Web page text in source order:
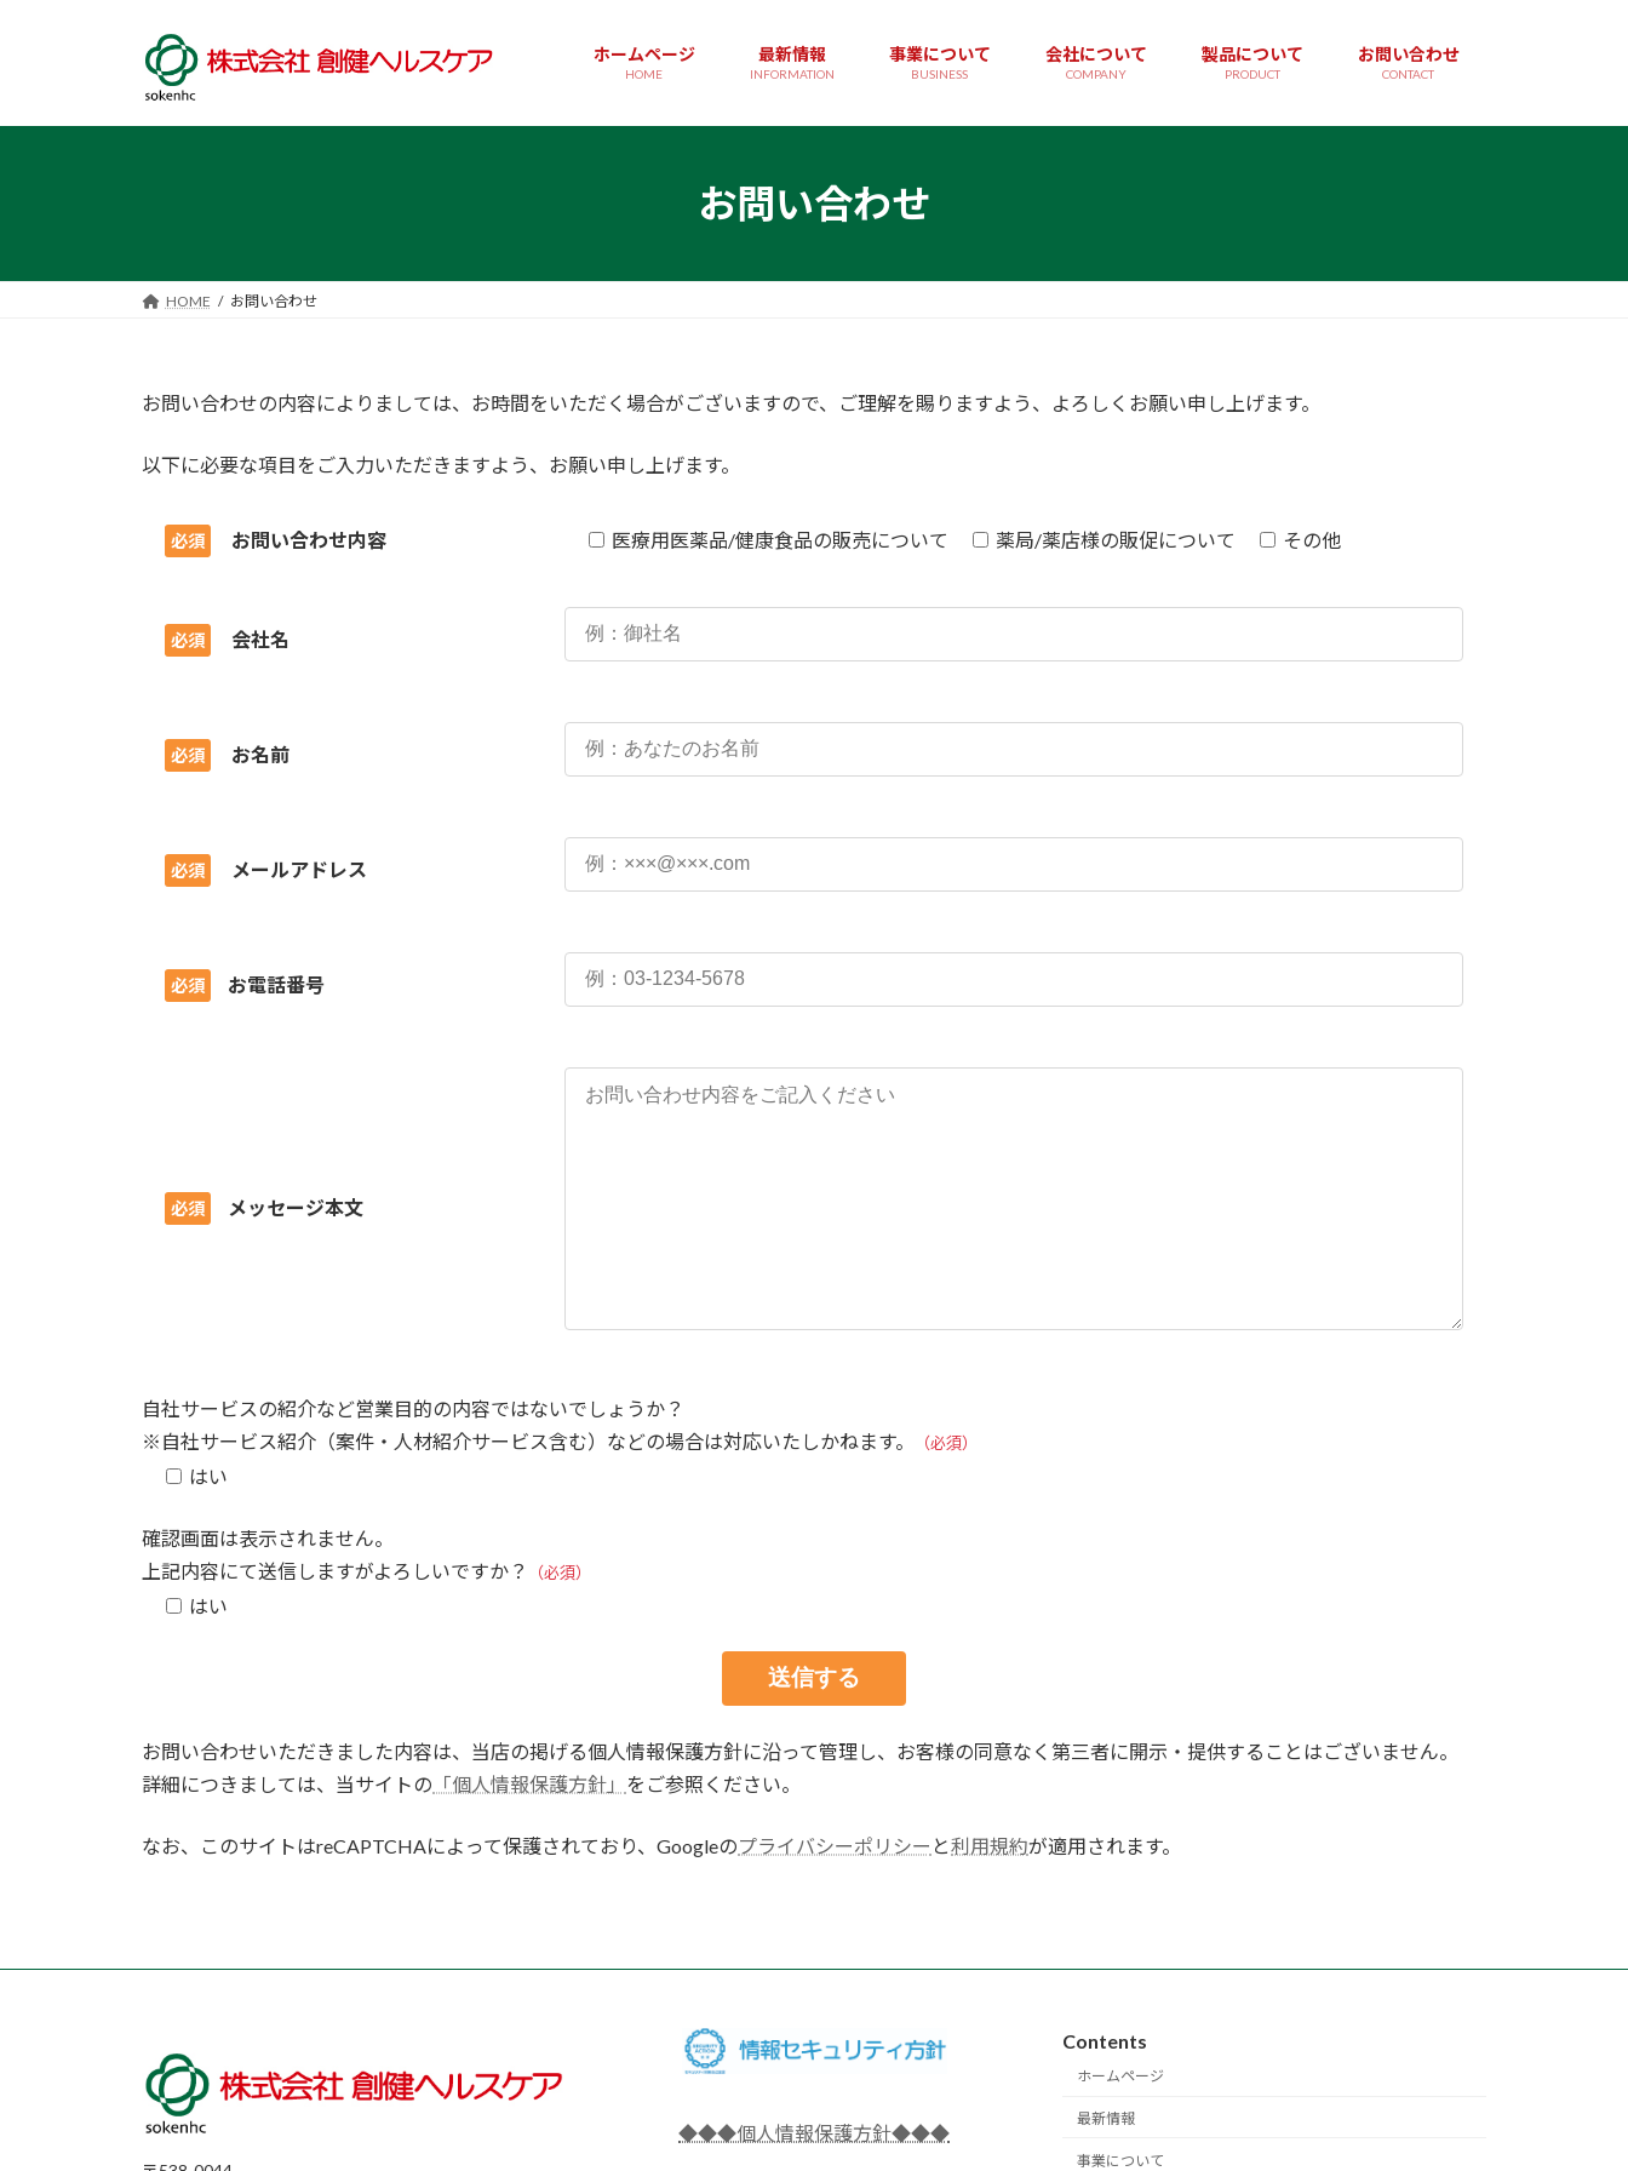
ツ
プ
シ
動
ホームページ
HOME
最新情報
INFORMATION
事業について
BUSINESS
会社について
COMPANY
製品について
PRODUCT
お問い合わせ
CONTACT
お問い合わせ
HOME お問い合わせ
お問い合わせの内容によりましては、お時間をいただく場合がございますので、ご理解を賜りますよう、よろしくお願い申し上げます。
以下に必要な項目をご入力いただきますよう、お願い申し上げます。
必須 お問い合わせ内容 医療用医薬品/健康食品の販売について 薬局/薬店様の販促について その他
必須 会社名
必須 お名前
必須 メールアドレス
必須 お電話番号
必須 メッセージ本文
自社サービスの紹介など営業目的の内容ではないでしょうか？
※自社サービス紹介（案件・人材紹介サービス含む）などの場合は対応いたしかねます。
（必須）
はい
確認画面は表示されません。
上記内容にて送信しますがよろしいですか？
（必須）
はい
お問い合わせいただきました内容は、当店の掲げる個人情報保護方針に沿って管理し、お客様の同意なく第三者に開示・提供することはございません。
詳細につきましては、当サイトの 「個人情報保護方針」 をご参照ください。
なお、このサイトはreCAPTCHAによって保護されており、Googleのプライバシーポリシー と利用規約が適用されます。
◆◆◆個人情報保護方針◆◆◆
Contents
ホームページ
最新情報
事業について